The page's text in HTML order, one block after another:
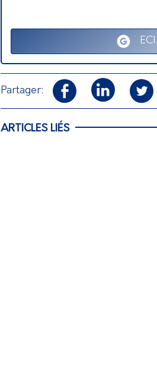
ECI
Partager:
ARTICLES LIÉS